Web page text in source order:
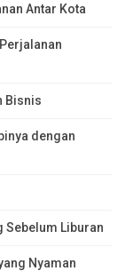
Antar Kota
Bisnis
dengan
Sebelum Liburan
Nyaman